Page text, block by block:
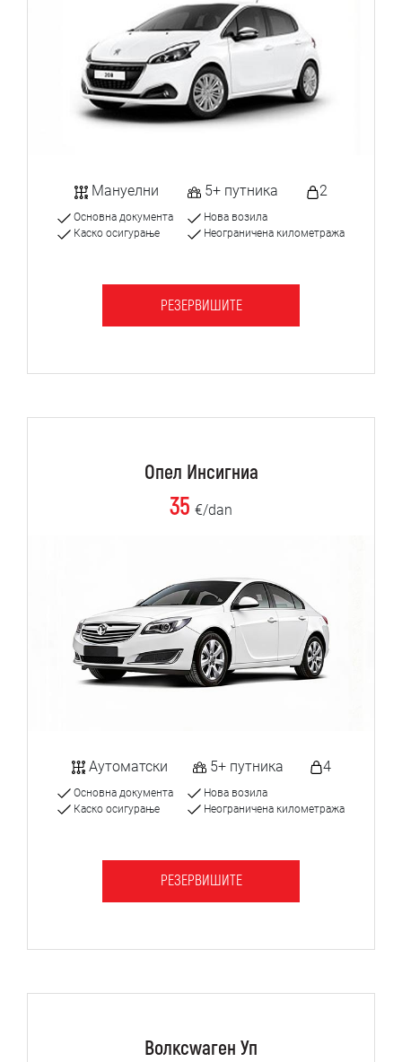
Мануелни 5+ путника 2
Основна документа
Каско осигурање
Нова возила
Неограничена километража
РЕЗЕРВИШИТЕ
Опел Инсигниа
35 €/dan
Аутоматски 5+ путника 4
Основна документа
Каско осигурање
Нова возила
Неограничена километража
РЕЗЕРВИШИТЕ
Волксwаген Уп